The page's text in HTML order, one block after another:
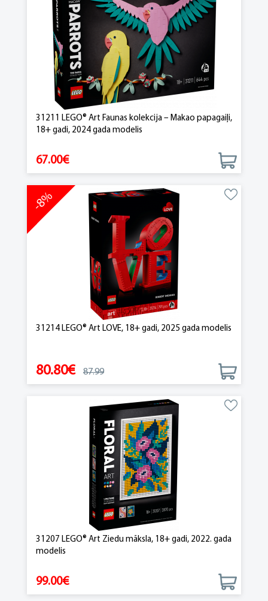
31211 LEGO® Art Faunas kolekcija – Makao papagaiļi,
18+ gadi, 2024 gada modelis
67.00€
31214 LEGO® Art LOVE, 18+ gadi, 2025 gada modelis
-8%
80.80€ 87.99
31207 LEGO® Art Ziedu māksla, 18+ gadi, 2022. gada
modelis
99.00€